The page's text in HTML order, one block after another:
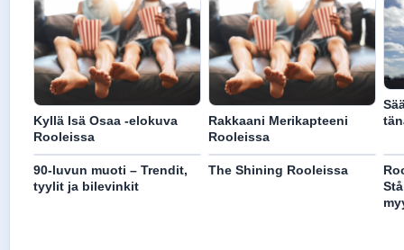
Kyllä Isä Osaa -elokuva
Rooleissa
Rakkaani Merikapteeni
Rooleissa
90-luvun muoti – Trendit,
tyylit ja bilevinkit
The Shining Rooleissa